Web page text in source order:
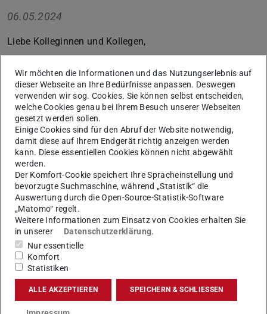
06.05.2024
Liebe Kolleginnen und Kollegen,
nicht.
An der Fehlerbehebung wird bereits mit Hochdruck
gearbeitet.
Wir bitten um Ihr Verständnis!
Mit freundlichen Grüßen
SAP Anwendungen
KONTAKT
Tags
Wir möchten die Informationen und das Nutzungserlebnis auf
dieser Webseite an Ihre Bedürfnisse anpassen. Deswegen
verwenden wir sog. Cookies. Sie können selbst entscheiden,
welche Cookies genau bei Ihrem Besuch unserer Webseiten
gesetzt werden sollen.
Einige Cookies sind für den Abruf der Website notwendig,
damit diese auf Ihrem Endgerät richtig anzeigen werden
kann. Diese essentiellen Cookies können nicht abgewählt
werden.
Der Komfort-Cookie speichert Ihre Spracheinstellung und
bevorzugte Suchmaschine, während „Statistik“ die
Auswertung durch die Open-Source-Statistik-Software
„Matomo“ regelt.
Weitere Informationen zum Einsatz von Cookies erhalten Sie
in unserer
Datenschutzerklärung.
Nur essentielle
Komfort
Statistiken
ALLE AKZEPTIEREN SPEICHERN & SCHLIESSEN